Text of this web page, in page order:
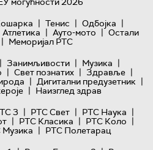
| Тенис | Одбојка |
Атлетика | Ауто-мото | Остали
| Меморијал РТС
| Занимљивости | Музика |
| Свет познатих | Здравље |
| Дигитални предузетник |
| Наизглед здрав
3 | РТС Свет | РТС Наука |
| РТС Класика | РТС Коло |
| РТС Полетарац